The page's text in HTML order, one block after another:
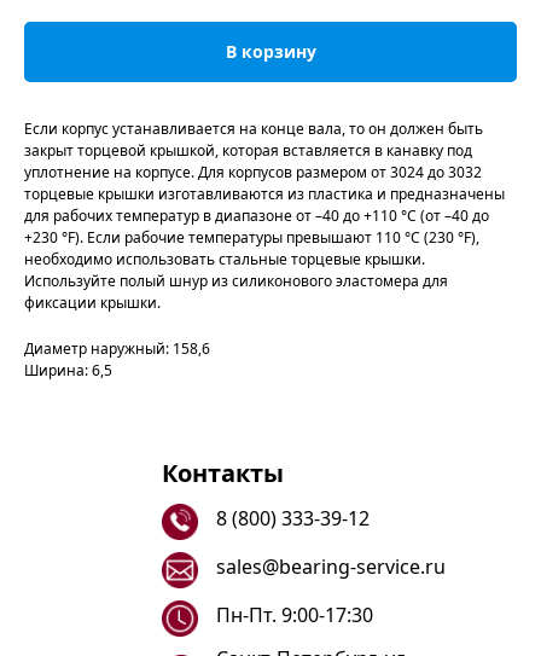
В корзину
Если корпус устанавливается на конце вала, то он должен быть
закрыт торцевой крышкой, которая вставляется в канавку под
уплотнение на корпусе. Для корпусов размером от 3024 до 3032
торцевые крышки изготавливаются из пластика и предназначены
для рабочих температур в диапазоне от –40 до +110 °C (от –40 до
+230 °F). Если рабочие температуры превышают 110 °C (230 °F),
необходимо использовать стальные торцевые крышки.
Используйте полый шнур из силиконового эластомера для
фиксации крышки.
Диаметр наружный: 158,6
Ширина: 6,5
Контакты
8 (800) 333-39-12
sales@bearing-service.ru
Пн-Пт. 9:00-17:30